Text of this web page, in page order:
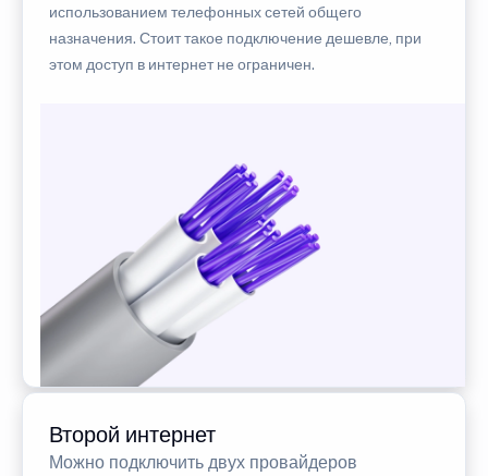
использованием телефонных сетей общего
назначения. Стоит такое подключение дешевле, при
этом доступ в интернет не ограничен.
Второй интернет
Можно подключить двух провайдеров